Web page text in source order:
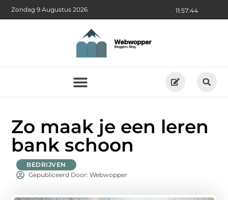
11:57:45
Zondag 9 Augustus 2026
Zo maak je een leren
bank schoon
BEDRIJVEN
Gepubliceerd Door: Webwopper